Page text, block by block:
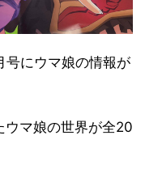
にウマ娘の情報が
ウマ娘の世界が全20